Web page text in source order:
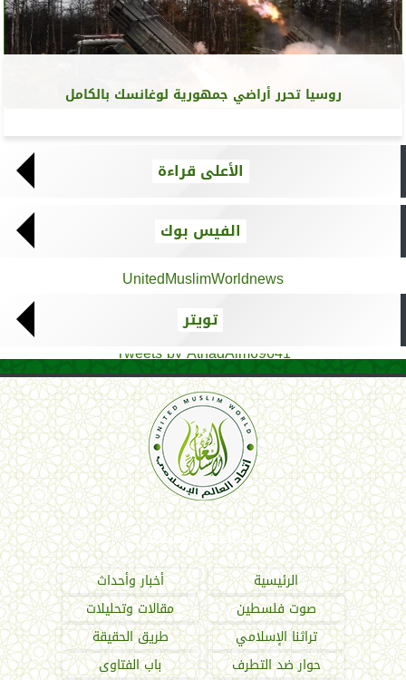
روسيا تحرر أراضي جمهورية لوغانسك بالكامل
الأعلى قراءة
الفيس بوك
UnitedMuslimWorldnews
تويتر
Tweets by AthadAlm69641
اتحاد العالم الإسلامي
الرئيسية
أخبار وأحداث
صوت فلسطين
مقالات وتحليلات
تراثنا الإسلامي
طريق الحقيقة
حوار ضد التطرف
باب الفتاوى